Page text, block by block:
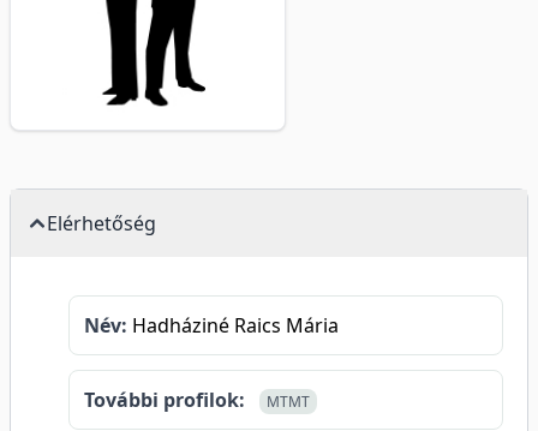
Elérhetőség
Név: Hadháziné Raics Mária
További profilok: MTMT